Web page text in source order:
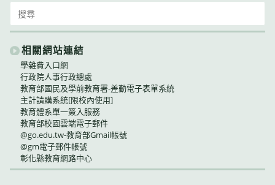
for:
相關網站連結
學雜費入口網
行政院人事行政總處
教育部國民及學前教育署-差勤電子表單系統
主計請購系統[限校內使用]
教育體系單一簽入服務
教育部校園雲端電子郵件
@go.edu.tw-教育部Gmail帳號
@gm電子郵件帳號
彰化縣教育網路中心